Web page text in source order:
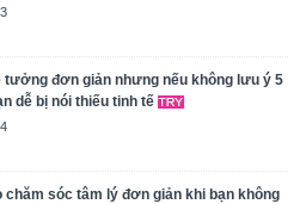
tưởng đơn giản nhưng nếu không lưu ý 5
dễ bị nói thiếu tinh tế
chăm sóc tâm lý đơn giản khi bạn không